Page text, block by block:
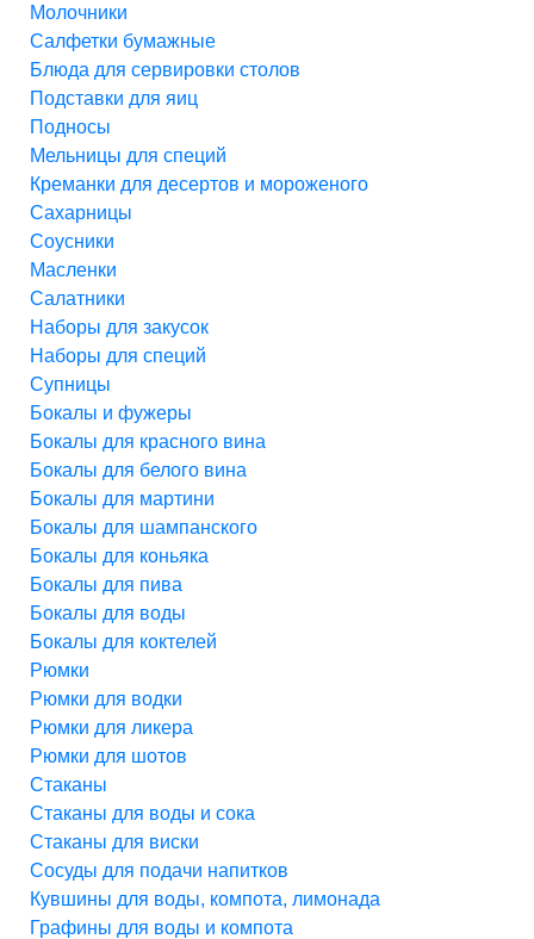
Молочники
Салфетки бумажные
Блюда для сервировки столов
Подставки для яиц
Подносы
Мельницы для специй
Креманки для десертов и мороженого
Сахарницы
Соусники
Масленки
Салатники
Наборы для закусок
Наборы для специй
Супницы
Бокалы и фужеры
Бокалы для красного вина
Бокалы для белого вина
Бокалы для мартини
Бокалы для шампанского
Бокалы для коньяка
Бокалы для пива
Бокалы для воды
Бокалы для коктелей
Рюмки
Рюмки для водки
Рюмки для ликера
Рюмки для шотов
Стаканы
Стаканы для воды и сока
Стаканы для виски
Сосуды для подачи напитков
Кувшины для воды, компота, лимонада
Графины для воды и компота